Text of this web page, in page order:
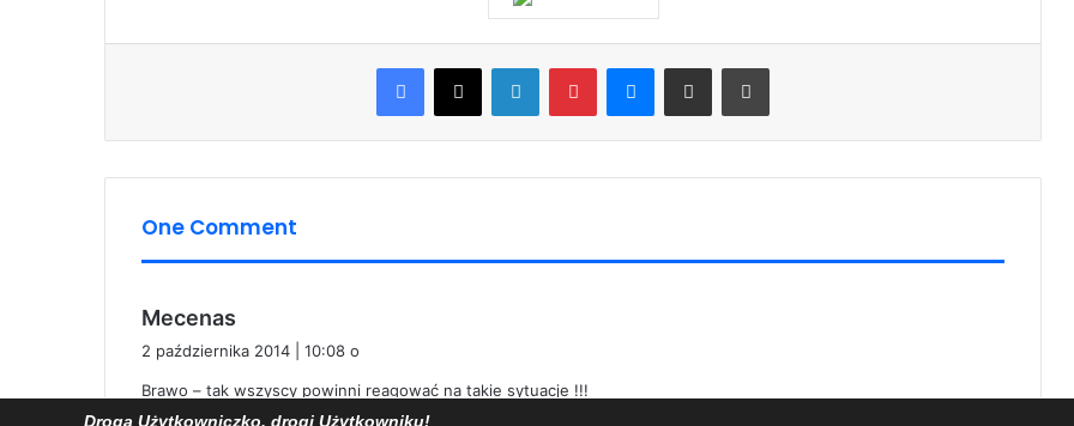
Facebook
X LinkedInPinterestMessenger
Share via Email Print
One Comment
Mecenas
z
e
2 października 2014 | 10:08 o
Brawo – tak wszyscy powinni reagować na takie sytuacje !!!
Droga Użytkowniczko, drogi Użytkowniku!